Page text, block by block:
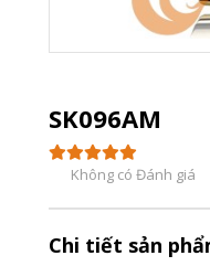
SK096AM
Không có Đánh giá
Chi tiết sản